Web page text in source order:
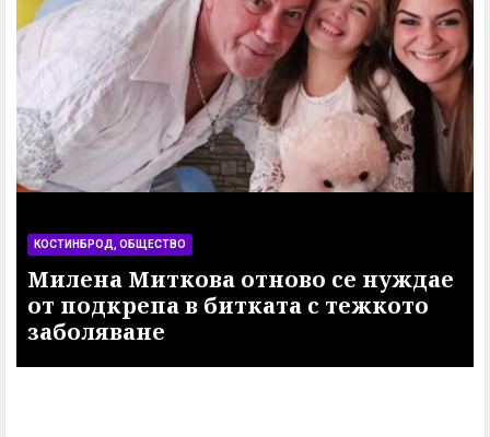
КОСТИНБРОД, ОБЩЕСТВО
Милена Миткова отново се нуждае
от подкрепа в битката с тежкото
заболяване